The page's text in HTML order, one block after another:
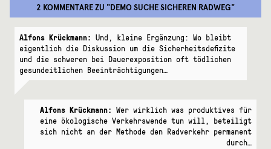
2 KOMMENTAREZU "DEMO SUCHE SICHEREN RADWEG"
Alfons Krückmann: Und, kleine Ergänzung: Wo bleibt
eigentlich die Diskussion um die Sicherheitsdefizite
und die schweren bei Dauerexposition oft tödlichen
gesundeitlichen Beeinträchtigungen…
Alfons Krückmann: Wer wirklich was produktives für
eine ökologische Verkehrswende tun will, beteiligt
sich nicht an der Methode den Radverkehr permanent
durch…